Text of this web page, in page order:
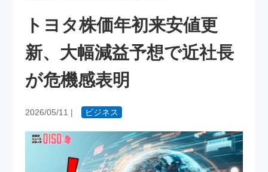
トヨタ株価年初来安値更
新、大幅減益予想で近社長
が危機感表明
2026/05/11 | ビジネス